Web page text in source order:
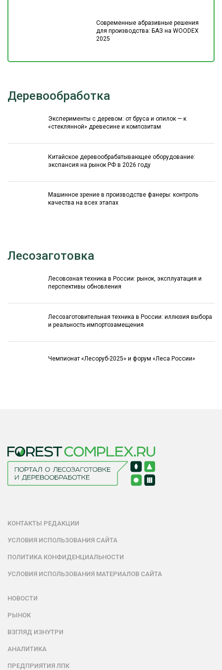
Современные абразивные решения
для производства: БАЗ на WOODEX
2025
Деревообработка
Эксперименты с деревом: от бруса и опилок — к
«стеклянной» древесине и композитам
Китайское деревообрабатывающее оборудование:
экспансия на рынок РФ в 2026 году
Машинное зрение в производстве фанеры: контроль
качества на всех этапах
Лесозаготовка
Лесовозная техника в России: рынок, эксплуатация и
перспективы обновления
Лесозаготовительная техника в России: иллюзия выбора
и реальность импортозамещения
Чемпионат «Лесоруб-2025» и форум «Леса России»
КОНТАКТЫ РЕДАКЦИИ
УСЛОВИЯ ИСПОЛЬЗОВАНИЯ САЙТА
ПОЛИТИКА КОНФИДЕНЦИАЛЬНОСТИ
УСЛОВИЯ ИСПОЛЬЗОВАНИЯ МАТЕРИАЛОВ САЙТА
НОВОСТИ
РЫНОК
ВЗГЛЯД ИЗНУТРИ
АНАЛИТИКА
ПРЕДПРИЯТИЯ ЛПК